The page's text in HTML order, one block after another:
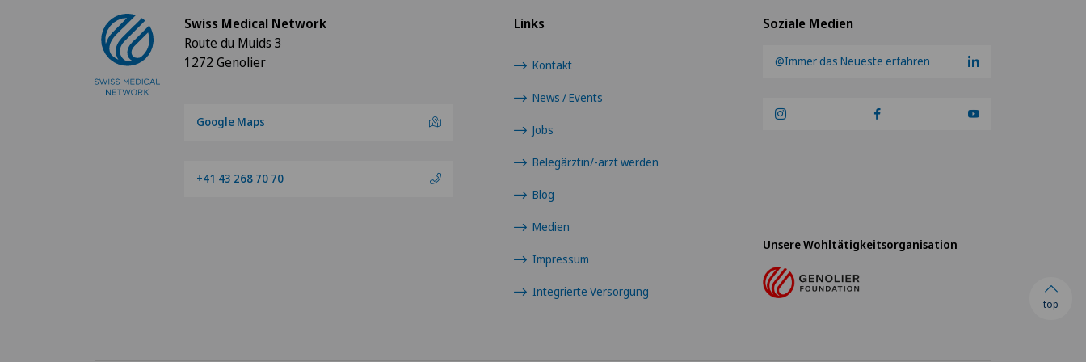
Anästhesiologie
Angepasste körperliche Aktivität
Angiographie
Schmerzklinik Basel
Soziale Medien
@Immer das Neueste erfahren
Links
Kontakt
News / Events
Jobs
Belegärztin/-arzt werden
Blog
Medien
Impressum
Integrierte Versorgung
Swiss Medical Network
Route du Muids 3
1272 Genolier
Google Maps
+41 43 268 70 70
Unsere Wohltätigkeitsorganisation
top